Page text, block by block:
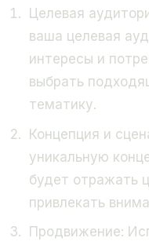
Целевая
ваша целевая
интересы и
выбрать
тематику.
Концепция и
уникальную
будет отражать
привлекать
Продвижение: